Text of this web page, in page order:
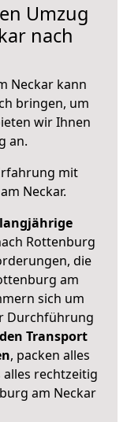
Umzug
nach
Neckar kann
bringen, um
wir Ihnen
an.
mit
Neckar.
langjährige
Rottenburg
die
am
sich um
Durchführung
Transport
, packen alles
rechtzeitig
am Neckar